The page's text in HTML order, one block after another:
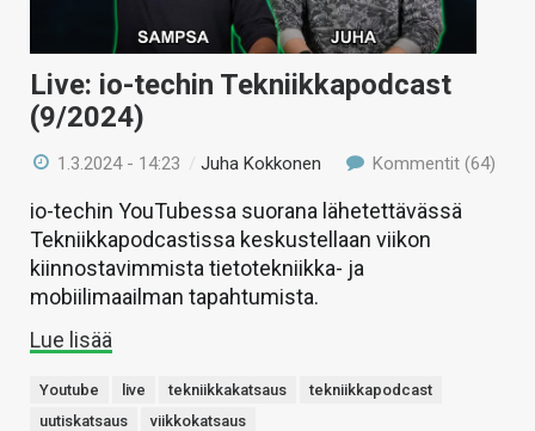
Live: io-techin Tekniikkapodcast
(9/2024)
1.3.2024 - 14:23 /Juha Kokkonen Kommentit (64)
io-techin YouTubessa suorana lähetettävässä
Tekniikkapodcastissa keskustellaan viikon
kiinnostavimmista tietotekniikka- ja
mobiilimaailman tapahtumista.
Lue lisää
Youtube live tekniikkakatsaus
tekniikkapodcast
uutiskatsaus
viikkokatsaus